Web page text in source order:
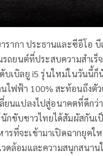
รากา ประธานและซีอีโอ
ถยนต์ที่ประสบความสำเร็
บเบิลยู i5 รุ่นใหม่ในวันนี้
ไฟฟ้า 100% สะท้อนถึง
ยนแปลงไปสู่อนาคตที่ดีกว่
กขับชาวไทยได้สัมผัสกัน
รที่จะเข้ามาเปิดฉากยุค
ดล้อมและความสนุกสนาน